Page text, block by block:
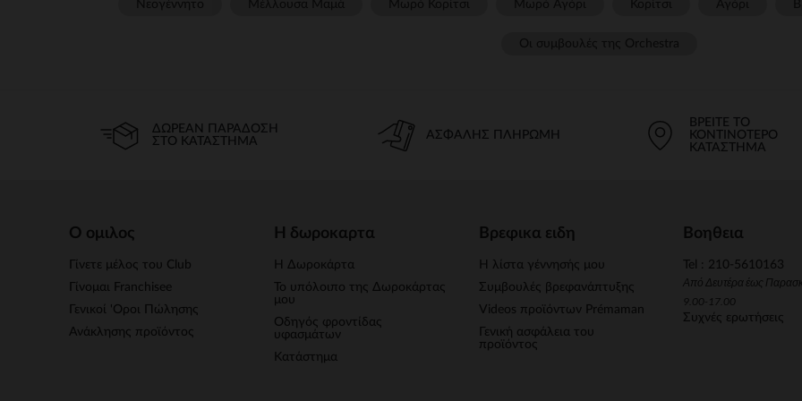
ΔΩΡΕΆΝ ΠΑΡΆΔΟΣΗ
ΣΤΟ ΚΑΤΆΣΤΗΜΑ
ΑΣΦΑΛΉΣ ΠΛΗΡΩΜΉ
ΒΡΕΊΤΕ ΤΟ
ΚΟΝΤΙΝΌΤΕΡΟ
ΚΑΤΆΣΤΗΜΑ
Ο ομιλος
Γίνετε μέλος του Club
Γίνομαι Franchisee
Γενικοί 'Οροι Πώλησης
Ανάκλησης προϊόντος
Η δωροκαρτα
Η Δωροκάρτα
Το υπόλοιπο της Δωροκάρτας
μου
Οδηγός φροντίδας
υφασμάτων
Κατάστημα
Βρεφικα ειδη
Η λίστα γέννησής μου
Συμβουλές βρεφανάπτυξης
Videos προϊόντων Prémaman
Γενική ασφάλεια του
προϊόντος
Βοηθεια
Tel : 210-5610163
Από Δευτέρα έως
9.00-17.00
Συχνές ερωτήσεις